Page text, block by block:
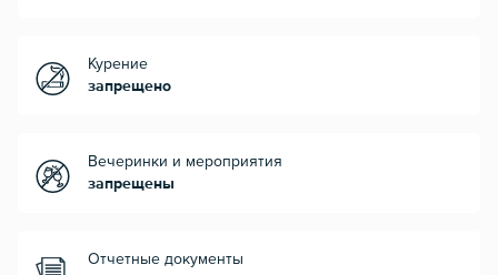
Курение
запрещено
Вечеринки и мероприятия
запрещены
Отчетные документы